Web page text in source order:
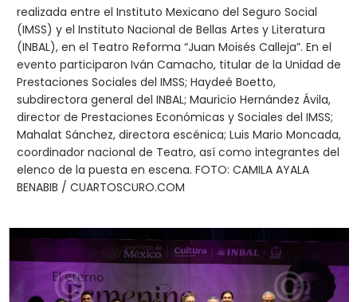
realizada entre el Instituto Mexicano del Seguro Social
(IMSS) y el Instituto Nacional de Bellas Artes y Literatura
(INBAL), en el Teatro Reforma “Juan Moisés Calleja”. En el
evento participaron Iván Camacho, titular de la Unidad de
Prestaciones Sociales del IMSS; Haydeé Boetto,
subdirectora general del INBAL; Mauricio Hernández Ávila,
director de Prestaciones Económicas y Sociales del IMSS;
Mahalat Sánchez, directora escénica; Luis Mario Moncada,
coordinador nacional de Teatro, así como integrantes del
elenco de la puesta en escena. FOTO: CAMILA AYALA
BENABIB / CUARTOSCURO.COM